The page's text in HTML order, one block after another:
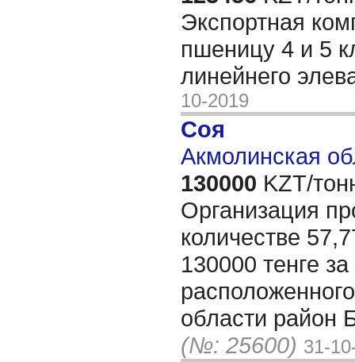
Экспортная
пшеницу 4 и 5
линейнего
10-2019
Соя
Акмолинская
130000 KZT/
Организация
количестве
130000 тенге
области район
(№: 25600) 31-